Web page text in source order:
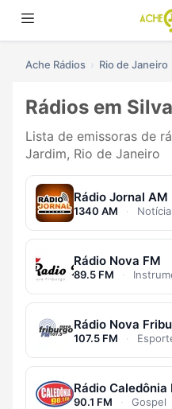
Ache Rádios Rio de Janeiro
Rádios em
Lista de emissoras de
Jardim, Rio de Janeiro
Rádio Jornal AM
1340 AM ·
Rádio Nova FM
89.5 FM ·
Rádio Nova
107.5 FM ·
Rádio Caledônia
90.1 FM · Gospel